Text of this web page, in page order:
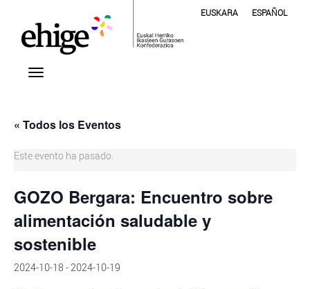
EUSKARA ESPAÑOL
« Todos los Eventos
Este evento ha pasado.
GOZO Bergara: Encuentro sobre
alimentación saludable y
sostenible
2024-10-18 -2024-10-19